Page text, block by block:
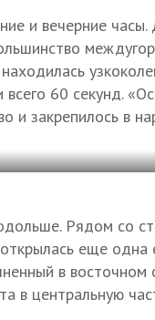
и вечерние
60 секунд.
и закрепилось в
Рядом со
еще одна
в восточном
в центральную